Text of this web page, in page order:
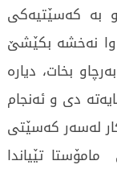
بە كەسێتیەكی
وا نەخشە بكێشێ‌
بخات، دیارە
دی و ئەنجام
لەسەر كەسێتی
مامۆستا تێیاندا